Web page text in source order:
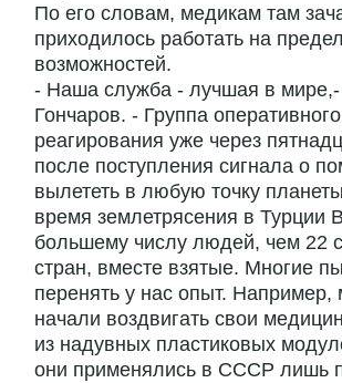
По его словам, медикам там
приходилось работать на
возможностей.
- Наша служба - лучшая в мире,-
Гончаров. - Группа оперативного
реагирования уже через
после поступления сигнала о
вылететь в любую точку
время землетрясения в Турции
большему числу людей, чем 22
стран, вместе взятые. Многие
перенять у нас опыт.
начали воздвигать свои
из надувных пластиковых
они применялись в СССР лишь